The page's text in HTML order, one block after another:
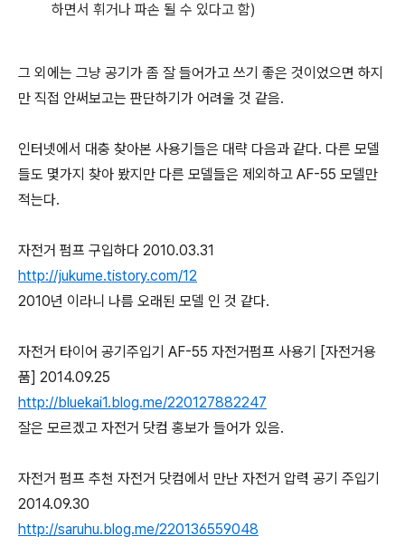
하면서 휘거나 파손 될 수 있다고 함)
그 외에는 그냥 공기가 좀 잘 들어가고 쓰기 좋은 것이었으면 하지
만 직접 안써보고는 판단하기가 어려울 것 같음.
인터넷에서 대충 찾아본 사용기들은 대략 다음과 같다. 다른 모델
들도 몇가지 찾아 봤지만 다른 모델들은 제외하고 AF-55 모델만
적는다.
자전거 펌프 구입하다 2010.03.31
http://jukume.tistory.com/12
2010년 이라니 나름 오래된 모델 인 것 같다.
자전거 타이어 공기주입기 AF-55 자전거펌프 사용기 [자전거용
품] 2014.09.25
http://bluekai1.blog.me/220127882247
잘은 모르겠고 자전거 닷컴 홍보가 들어가 있음.
자전거 펌프 추천 자전거 닷컴에서 만난 자전거 압력 공기 주입기
2014.09.30
http://saruhu.blog.me/220136559048